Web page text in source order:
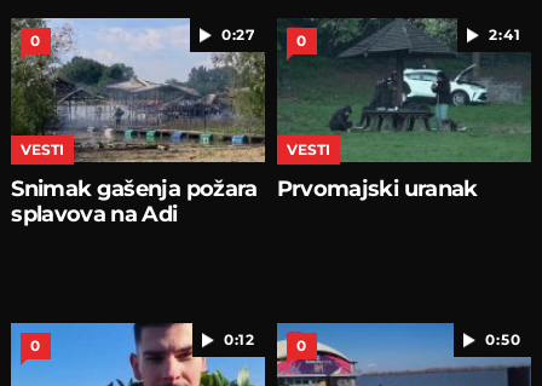
0:27
0
VESTI
Snimak gašenja požara
splavova na Adi
2:41
0
VESTI
Prvomajski uranak
0:12
0 0:50
0